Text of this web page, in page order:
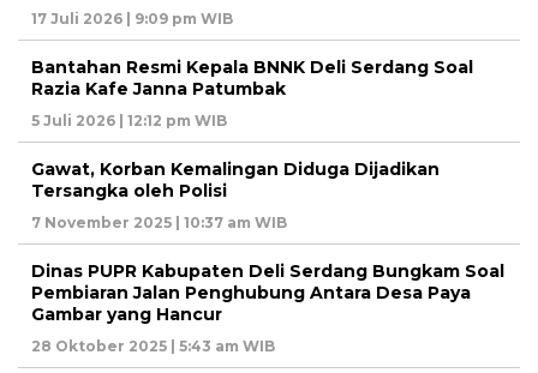
17 Juli 2026 | 9:09 pm WIB
Bantahan Resmi Kepala BNNK Deli Serdang Soal
Razia Kafe Janna Patumbak
5 Juli 2026 | 12:12 pm WIB
Gawat, Korban Kemalingan Diduga Dijadikan
Tersangka oleh Polisi
7 November 2025 | 10:37 am WIB
Dinas PUPR Kabupaten Deli Serdang Bungkam Soal
Pembiaran Jalan Penghubung Antara Desa Paya
Gambar yang Hancur
28 Oktober 2025 | 5:43 am WIB